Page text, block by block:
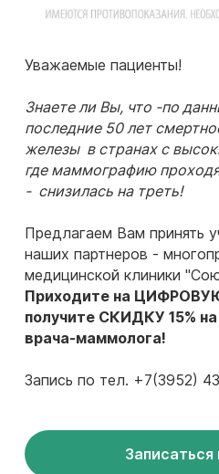
Уважаемые пациенты!
Знаете ли Вы, что -по
последние 50 лет
железы в странах с
где маммографию
- снизилась на треть!
Предлагаем Вам принять
наших партнеров -
медицинской клиники
Приходите на
получите СКИДКУ 15%
врача-маммолога!
Запись по тел. +7(3952)
Записаться